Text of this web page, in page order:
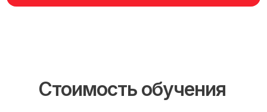
Стоимость обучения